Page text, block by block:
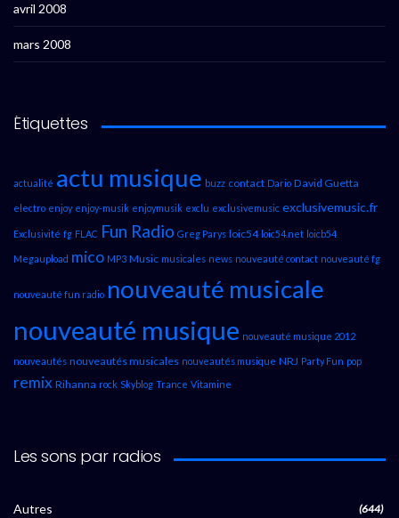
avril 2008
mars 2008
Étiquettes
actualité actu musique buzz contact Dario David Guetta
electro enjoy enjoy-musik enjoymusik exclu exclusivemusic exclusivemusic.fr
Exclusivité fg FLAC Fun Radio Greg Parys loic54 loic54.net loicb54
Megaupload mico MP3 Music musicales news nouveauté contact nouveauté fg
nouveauté fun radio nouveauté musicale
nouveauté musique nouveauté musique 2012
nouveautés nouveautés musicales nouveautés musique NRJ Party Fun pop
remix Rihanna rock Skyblog Trance Vitamine
Les sons par radios
Autres (644)